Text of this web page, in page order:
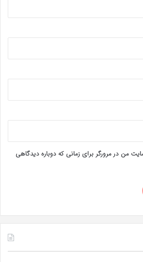
من در مرورگر برای زمانی که دوباره دیدگاهی